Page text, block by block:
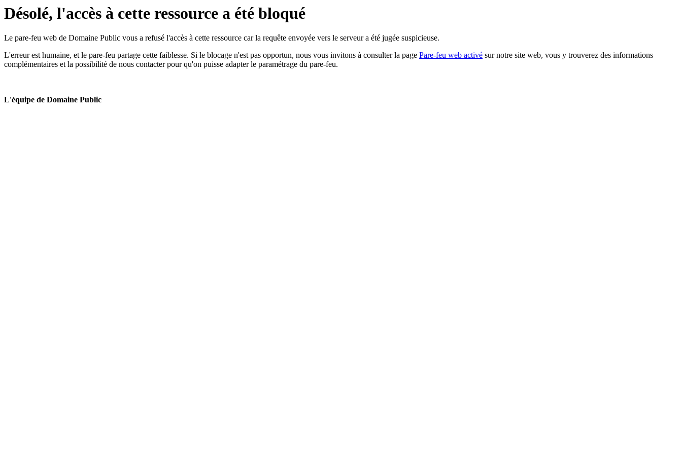
Désolé, l'accès à cette ressource a été bloqué
Le pare-feu web de Domaine Public vous a refusé l'accès à cette ressource car la requête envoyée vers le serveur a été jugée suspicieuse.
L'erreur est humaine, et le pare-feu partage cette faiblesse. Si le blocage n'est pas opportun, nous vous invitons à consulter la page Pare-feu web activé sur notre site web, vous y trouverez des informations
complémentaires et la possibilité de nous contacter pour qu'on puisse adapter le paramétrage du pare-feu.
L'équipe de Domaine Public